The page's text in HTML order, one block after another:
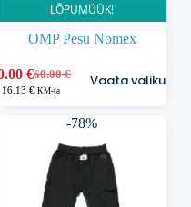
LÕPUMÜÜK!
OMP Pesu Nomex
60.00€
Algne
hind
60.00 €.
€Praegune
hind
20.00 €.
16.13 € KM-ta
Vaata valikuid
-78%